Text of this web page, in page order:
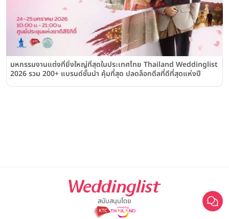
มหกรรมงานแต่งที่ยิ่งใหญ่ที่สุดในประเทศไทย Thailand Weddinglist
2026 รวม 200+ แบรนด์ชั้นนำ คุ้มที่สุด ปลดล็อกดีลที่ดีที่สุดแห่งปี
สนับสนุนโดย